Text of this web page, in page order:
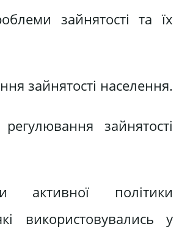
зайнятості та їх
зайнятості населення.
зайнятості
активної політики
використовувались у